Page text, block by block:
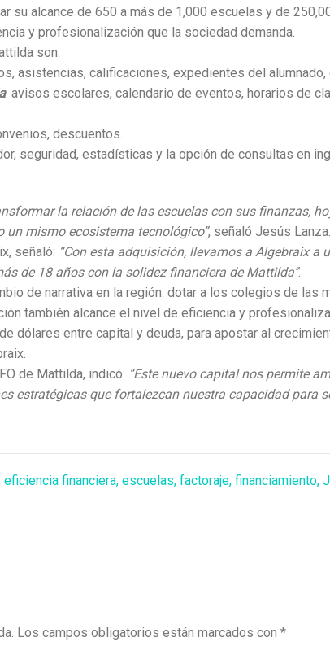
su alcance de 650 a más de 1,000 escuelas y de
y profesionalización que la sociedad demanda.
son:
asistencias, calificaciones, expedientes del
: avisos escolares, calendario de eventos, horarios de
descuentos.
seguridad, estadísticas y la opción de consultas en
la relación de las escuelas con sus finanzas,
un mismo ecosistema tecnológico”, señaló Jesús Lanza.
señaló: “Con esta adquisición, llevamos a Algebraix
de 18 años con la solidez financiera de Mattilda”.
de narrativa en la región: dotar a los colegios de
también alcance el nivel de eficiencia y
dólares entre capital y deuda, para apostar al
de Mattilda, indicó: “Este nuevo capital nos permite
estratégicas que fortalezcan nuestra capacidad para
eficiencia financiera, escuelas, factoraje, financiamiento,
Los campos obligatorios están marcados con *